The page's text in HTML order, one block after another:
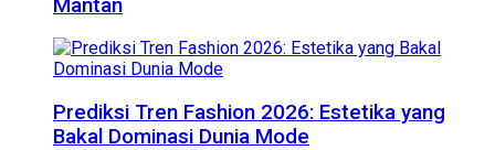
Mantan
Prediksi Tren Fashion 2026: Estetika yang
Bakal Dominasi Dunia Mode